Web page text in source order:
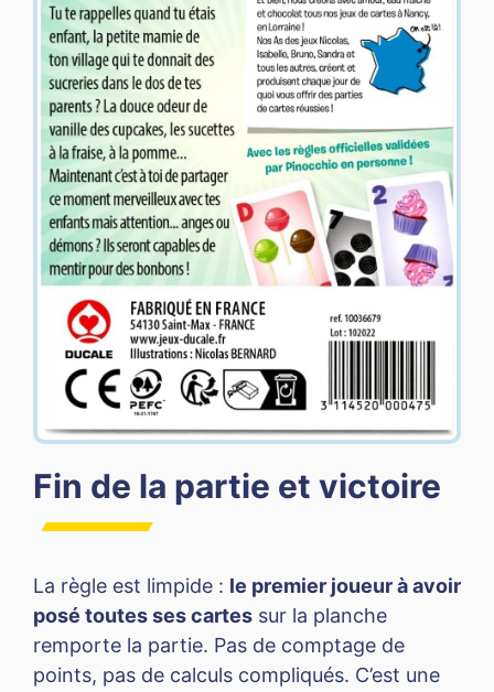
Fin de la partie et victoire
La règle est limpide : le premier joueur à avoir
posé toutes ses cartes sur la planche
remporte la partie. Pas de comptage de
points, pas de calculs compliqués. C’est une